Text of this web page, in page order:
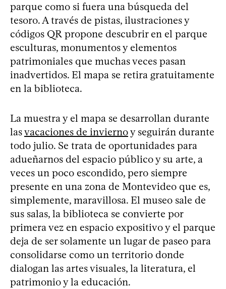
parque como si fuera una búsqueda del
tesoro. A través de pistas, ilustraciones y
códigos QR propone descubrir en el parque
esculturas, monumentos y elementos
patrimoniales que muchas veces pasan
inadvertidos. El mapa se retira gratuitamente
en la biblioteca.
La muestra y el mapa se desarrollan durante
lasvacaciones de inviernoy seguirán durante
todo julio. Se trata de oportunidades para
adueñarnos del espacio público y su arte, a
veces un poco escondido, pero siempre
presente en una zona de Montevideo que es,
simplemente, maravillosa. El museo sale de
sus salas, la biblioteca se convierte por
primera vez en espacio expositivo y el parque
deja de ser solamente un lugar de paseo para
consolidarse como un territorio donde
dialogan las artes visuales, la literatura, el
patrimonio y la educación.